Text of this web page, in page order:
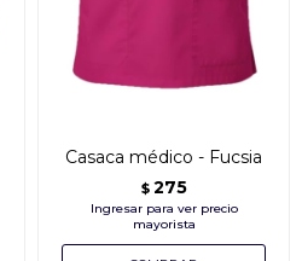
Casaca médico - Fucsia
$ 275